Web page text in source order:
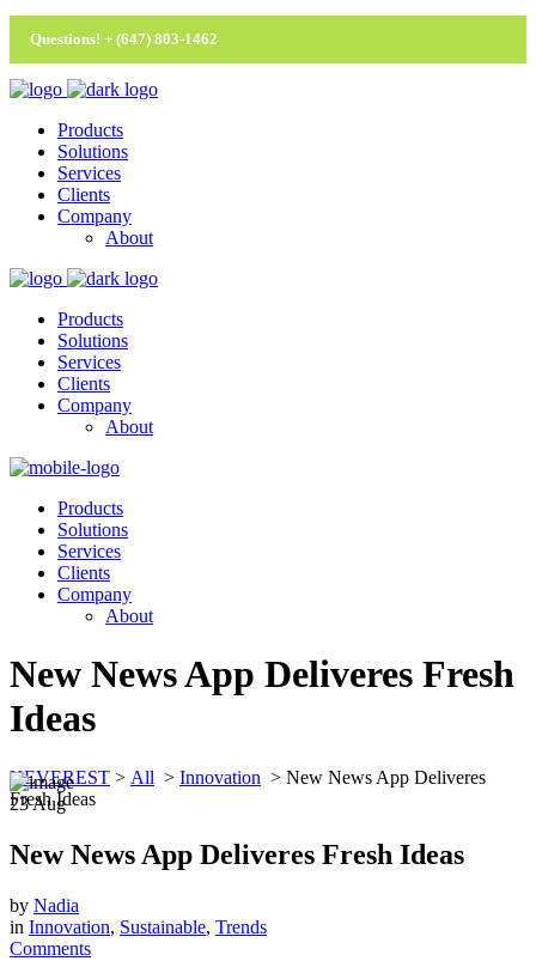
Questions! + (647) 803-1462
Products
Solutions
Services
Clients
Company
About
Products
Solutions
Services
Clients
Company
About
Products
Solutions
Services
Clients
Company
About
New News App Deliveres Fresh
Ideas
KEVEREST > All > Innovation > New News App Deliveres
Fresh Ideas
23Aug
New News App Deliveres Fresh Ideas
by Nadia
in Innovation, Sustainable, Trends
Comments